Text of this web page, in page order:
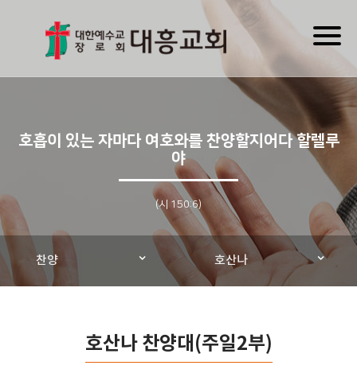
호흡이 있는 자마다 여호와를 찬양할지어다 할렐루
야
(시 150:6)
찬양 호산나
호산나 찬양대(주일2부)